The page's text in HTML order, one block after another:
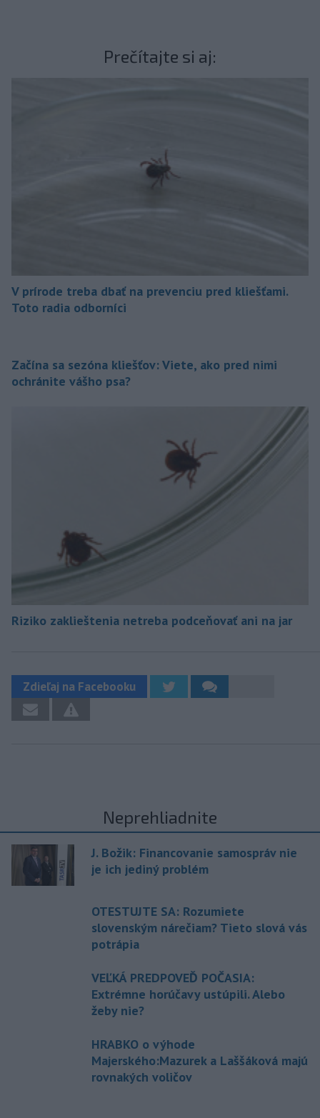
Prečítajte si aj:
V prírode treba dbať na prevenciu pred kliešťami.
Toto radia odborníci
Začína sa sezóna kliešťov: Viete, ako pred nimi
ochránite vášho psa?
Riziko zaklieštenia netreba podceňovať ani na jar
Zdieľaj na Facebooku
Neprehliadnite
J. Božik: Financovanie samospráv nie
je ich jediný problém
OTESTUJTE SA: Rozumiete
slovenským nárečiam? Tieto slová vás
potrápia
VEĽKÁ PREDPOVEĎ POČASIA:
Extrémne horúčavy ustúpili. Alebo
žeby nie?
HRABKO o výhode
Majerského:Mazurek a Laššáková majú
rovnakých voličov